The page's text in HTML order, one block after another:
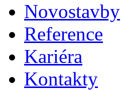
Novostavby
Reference
Kariéra
Kontakty